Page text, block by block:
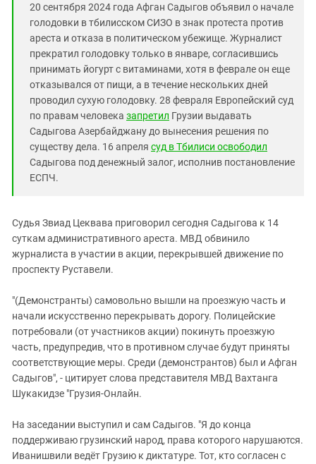
20 сентября 2024 года Афган Садыгов объявил о начале
голодовки в тбилисском СИЗО в знак протеста против
ареста и отказа в политическом убежище. Журналист
прекратил голодовку только в январе, согласившись
принимать йогурт с витаминами, хотя в феврале он еще
отказывался от пищи, а в течение нескольких дней
проводил сухую голодовку. 28 февраля Европейский суд
по правам человека запретил Грузии выдавать
Садыгова Азербайджану до вынесения решения по
существу дела. 16 апреля суд в Тбилиси освободил
Садыгова под денежный залог, исполнив постановление
ЕСПЧ.
Судья Звиад Цеквава приговорил сегодня Садыгова к 14
суткам административного ареста. МВД обвинило
журналиста в участии в акции, перекрывшей движение по
проспекту Руставели.
"(Демонстранты) самовольно вышли на проезжую часть и
начали искусственно перекрывать дорогу. Полицейские
потребовали (от участников акции) покинуть проезжую
часть, предупредив, что в противном случае будут приняты
соответствующие меры. Среди (демонстрантов) был и Афган
Садыгов", - цитирует слова представителя МВД Вахтанга
Шукакидзe "Грузия-Онлайн.
На заседании выступил и сам Садыгов. "Я до конца
поддерживаю грузинский народ, права которого нарушаются.
Иванишвили ведёт Грузию к диктатуре. Тот, кто согласен с